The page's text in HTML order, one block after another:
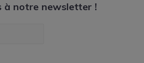
à notre newsletter !